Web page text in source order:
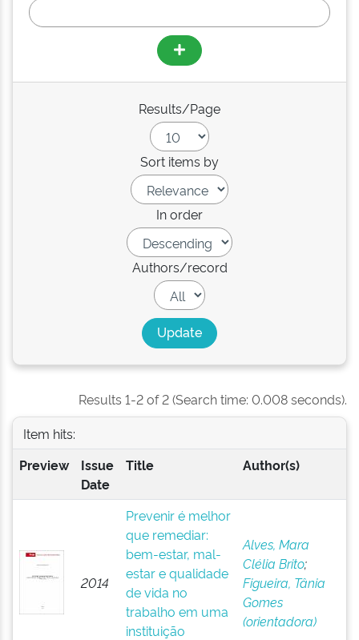
Results/Page
Sort items by
In order
Authors/record
Results 1-2 of 2 (Search time: 0.008 seconds).
Item hits:
Preview
Issue
Date
Title Author(s)
2014
Prevenir é melhor
que remediar:
bem-estar, mal-
estar e qualidade
de vida no
trabalho em uma
instituição
Alves, Mara
Clélia Brito;
Figueira, Tânia
Gomes
(orientadora)